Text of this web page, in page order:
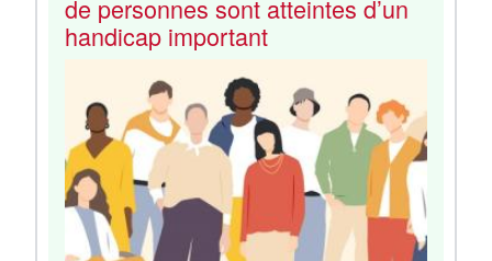
de personnes sont atteintes d’un
handicap important